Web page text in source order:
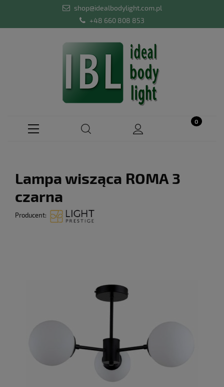
shop@idealbodylight.com.pl
+48 660 808 853
Lampa wisząca ROMA 3
czarna
Producent: